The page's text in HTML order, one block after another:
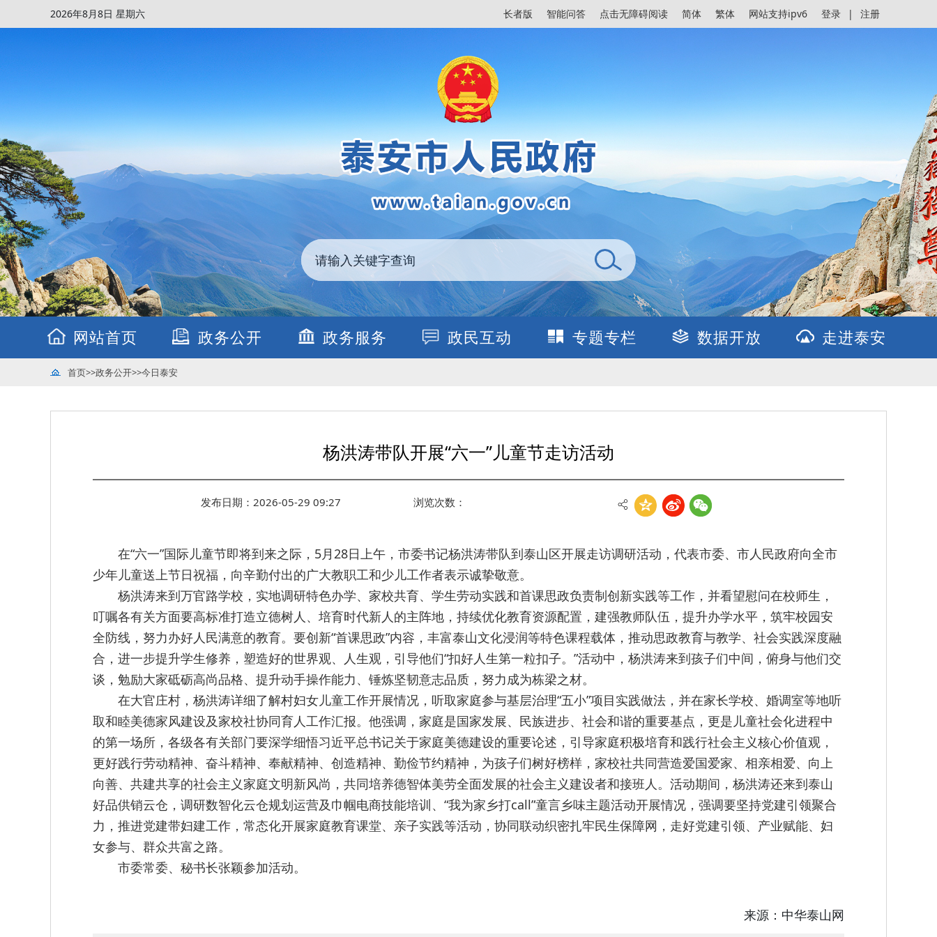
2026年8月8日 星期六 登录 | 注册
长者版 智能问答 点击无障碍阅读 简体 繁体 网站支持ipv6
网站首页 政务公开 政务服务 政民互动 专题专栏 数据开放 走进泰安
首页>>政务公开>>今日泰安
杨洪涛带队开展“六一”儿童节走访活动
发布日期：2026-05-29 09:27 浏览次数：
在“六一”国际儿童节即将到来之际，5月28日上午，市委书记杨洪涛带队到泰山区开展走访调研活动，代表市委、市人民政府向全市
少年儿童送上节日祝福，向辛勤付出的广大教职工和少儿工作者表示诚挚敬意。
杨洪涛来到万官路学校，实地调研特色办学、家校共育、学生劳动实践和首课思政负责制创新实践等工作，并看望慰问在校师生，
叮嘱各有关方面要高标准打造立德树人、培育时代新人的主阵地，持续优化教育资源配置，建强教师队伍，提升办学水平，筑牢校园安
全防线，努力办好人民满意的教育。要创新“首课思政”内容，丰富泰山文化浸润等特色课程载体，推动思政教育与教学、社会实践深度融
合，进一步提升学生修养，塑造好的世界观、人生观，引导他们“扣好人生第一粒扣子。”活动中，杨洪涛来到孩子们中间，俯身与他们交
谈，勉励大家砥砺高尚品格、提升动手操作能力、锤炼坚韧意志品质，努力成为栋梁之材。
在大官庄村，杨洪涛详细了解村妇女儿童工作开展情况，听取家庭参与基层治理“五小”项目实践做法，并在家长学校、婚调室等地听
取和睦美德家风建设及家校社协同育人工作汇报。他强调，家庭是国家发展、民族进步、社会和谐的重要基点，更是儿童社会化进程中
的第一场所，各级各有关部门要深学细悟习近平总书记关于家庭美德建设的重要论述，引导家庭积极培育和践行社会主义核心价值观，
更好践行劳动精神、奋斗精神、奉献精神、创造精神、勤俭节约精神，为孩子们树好榜样，家校社共同营造爱国爱家、相亲相爱、向上
向善、共建共享的社会主义家庭文明新风尚，共同培养德智体美劳全面发展的社会主义建设者和接班人。活动期间，杨洪涛还来到泰山
好品供销云仓，调研数智化云仓规划运营及巾帼电商技能培训、“我为家乡打call”童言乡味主题活动开展情况，强调要坚持党建引领聚合
力，推进党建带妇建工作，常态化开展家庭教育课堂、亲子实践等活动，协同联动织密扎牢民生保障网，走好党建引领、产业赋能、妇
女参与、群众共富之路。
市委常委、秘书长张颖参加活动。
来源： 中华泰山网